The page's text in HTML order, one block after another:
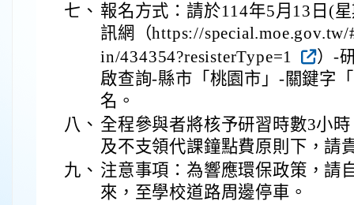
七、 報名方式：請於114年5月13日(
訊網（https://
in/434354?resisterType=1
）-
啟查詢-縣市「桃園市」-關鍵字
名。
八、 全程參與者將核予研習時數3小
及不支領代課鐘點費原則下，請
九、 注意事項：為響應環保政策，請
來，至學校道路周邊停車。